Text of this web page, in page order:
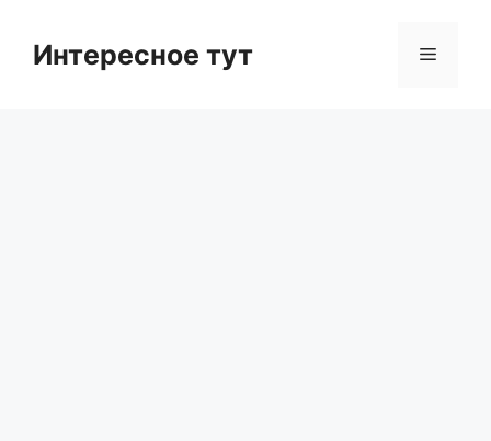
contentИнтересное тут Menu